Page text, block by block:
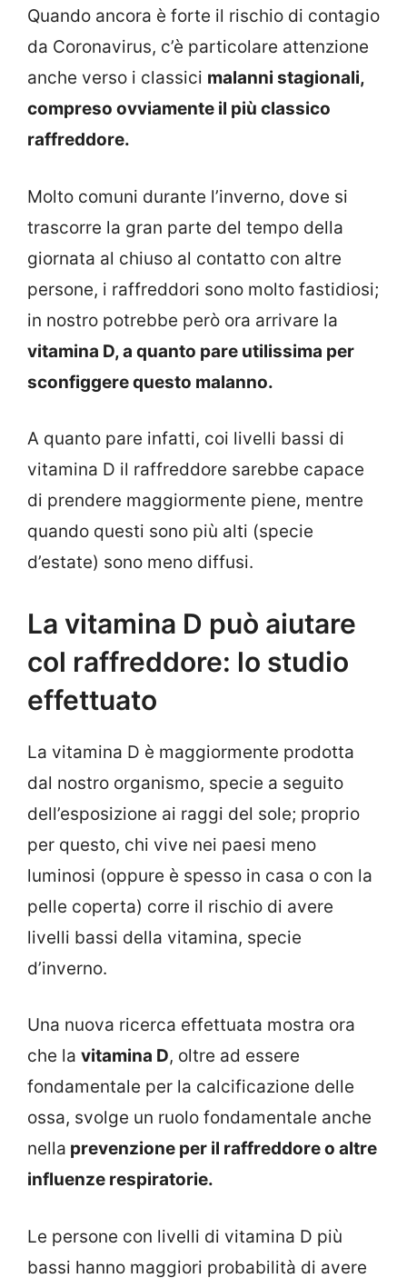
Quando ancora è forte il rischio di contagio
da Coronavirus, c’è particolare attenzione
anche verso i classici malanni stagionali,
compreso ovviamente il più classico
raffreddore.
Molto comuni durante l’inverno, dove si
trascorre la gran parte del tempo della
giornata al chiuso al contatto con altre
persone, i raffreddori sono molto fastidiosi;
in nostro potrebbe però ora arrivare la
vitamina D, a quanto pare utilissima per
sconfiggere questo malanno.
A quanto pare infatti, coi livelli bassi di
vitamina D il raffreddore sarebbe capace
di prendere maggiormente piene, mentre
quando questi sono più alti (specie
d’estate) sono meno diffusi.
La vitamina D può aiutare
col raffreddore: lo studio
effettuato
La vitamina D è maggiormente prodotta
dal nostro organismo, specie a seguito
dell’esposizione ai raggi del sole; proprio
per questo, chi vive nei paesi meno
luminosi (oppure è spesso in casa o con la
pelle coperta) corre il rischio di avere
livelli bassi della vitamina, specie
d’inverno.
Una nuova ricerca effettuata mostra ora
che la vitamina D, oltre ad essere
fondamentale per la calcificazione delle
ossa, svolge un ruolo fondamentale anche
nella prevenzione per il raffreddore o altre
influenze respiratorie.
Le persone con livelli di vitamina D più
bassi hanno maggiori probabilità di avere